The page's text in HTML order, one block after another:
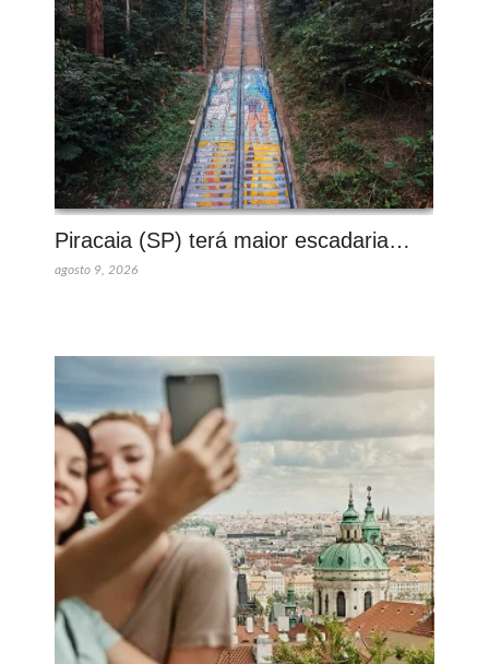
Piracaia (SP) terá maior escadaria…
agosto 9, 2026